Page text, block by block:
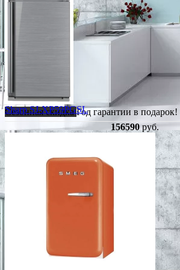
Сезонная скидкаГод гарантии в подарок!
Sharp SJ-XP59PGSL
156590руб.